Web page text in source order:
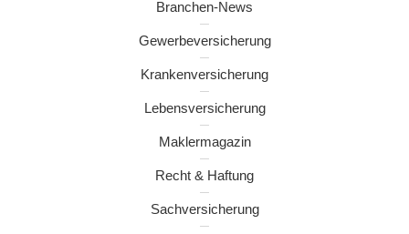
Branchen-News
Gewerbeversicherung
Krankenversicherung
Lebensversicherung
Maklermagazin
Recht & Haftung
Sachversicherung